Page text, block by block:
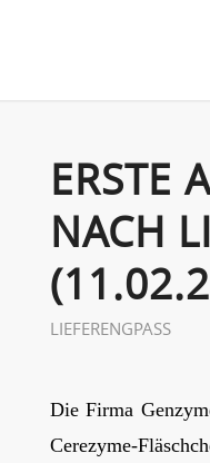
ERSTE
NACH
LIEFERENGPASS
Die Firma
Cerezyme-